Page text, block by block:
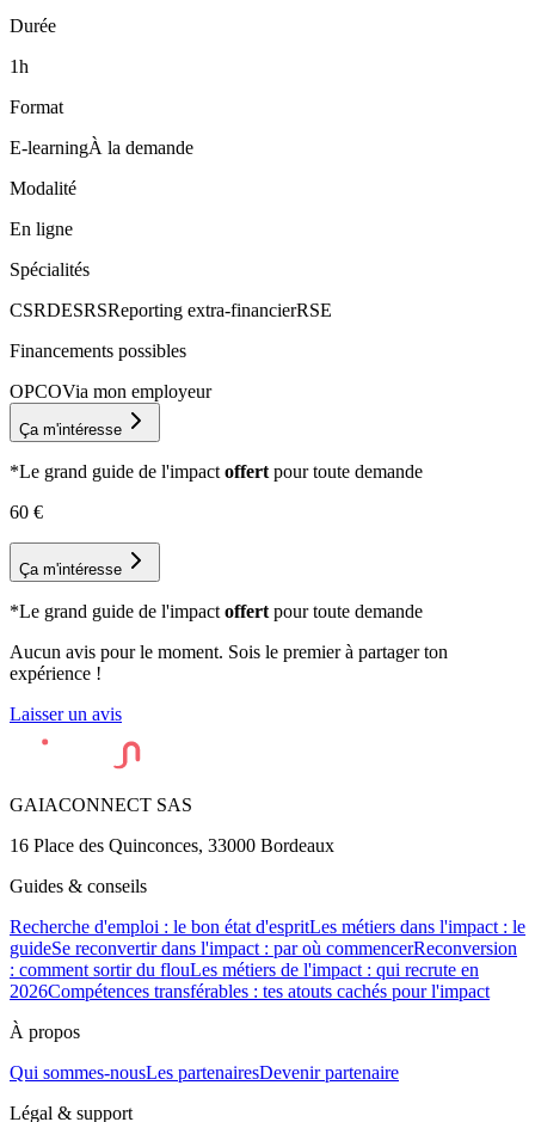
Durée
1h
Format
E-learningÀ la demande
Modalité
En ligne
Spécialités
CSRDESRSReporting extra-financierRSE
Financements possibles
OPCOVia mon employeur
Ça m'intéresse
*Le grand guide de l'impact offert pour toute demande
60 €
Ça m'intéresse
*Le grand guide de l'impact offert pour toute demande
Aucun avis pour le moment. Sois le premier à partager ton
expérience !
Laisser un avis
GAIACONNECT SAS
16 Place des Quinconces, 33000 Bordeaux
Guides & conseils
Recherche d'emploi : le bon état d'espritLes métiers dans l'impact : le
guideSe reconvertir dans l'impact : par où commencerReconversion
: comment sortir du flouLes métiers de l'impact : qui recrute en
2026Compétences transférables : tes atouts cachés pour l'impact
À propos
Qui sommes-nousLes partenairesDevenir partenaire
Légal & support